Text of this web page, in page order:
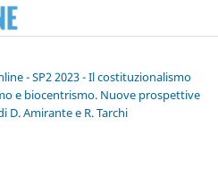
- SP2 2023 - Il costituzionalismo
e biocentrismo. Nuove prospettive
D. Amirante e R. Tarchi